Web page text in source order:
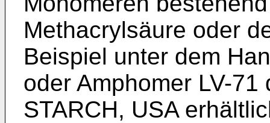
Methacrylsäure oder
Beispiel unter dem
oder Amphomer LV-71
STARCH, USA